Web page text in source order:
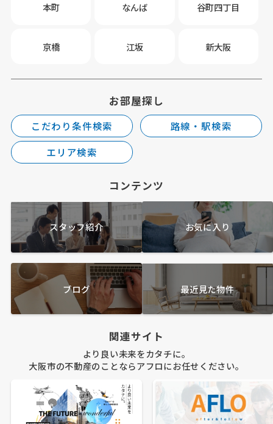
本町 なんば 谷町四丁目
京橋 江坂 新大阪
お部屋探し
こだわり条件検索
路線・駅検索
エリア検索
コンテンツ
スタッフ紹介 お気に入り
ブログ 最近見た物件
関連サイト
より良い未来をカタチに。
大阪市の不動産のことならアフロにお任せください。